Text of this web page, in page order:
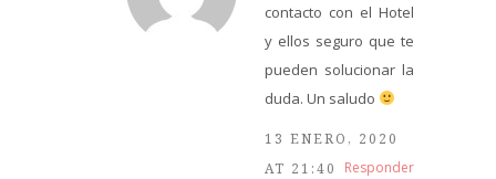
contacto con el Hotel
y ellos seguro que te
pueden solucionar la
duda. Un saludo
13 ENERO, 2020
AT 21:40
Responder